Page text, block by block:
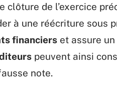
de l’exercice
à une réécriture sous
financiers et assure
peuvent ainsi
note.